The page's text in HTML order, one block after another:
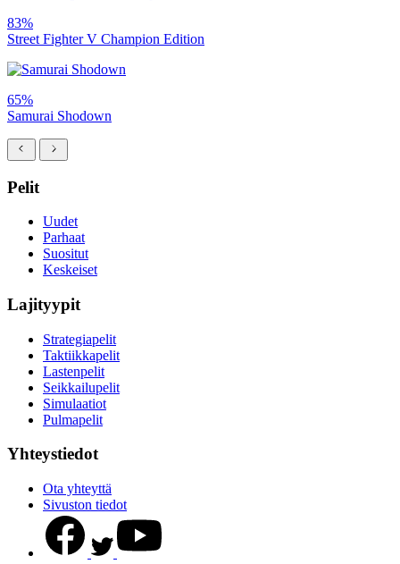
83%
Street Fighter V Champion Edition
65%
Samurai Shodown
Pelit
Uudet
Parhaat
Suositut
Keskeiset
Lajityypit
Strategiapelit
Taktiikkapelit
Lastenpelit
Seikkailupelit
Simulaatiot
Pulmapelit
Yhteystiedot
Ota yhteyttä
Sivuston tiedot